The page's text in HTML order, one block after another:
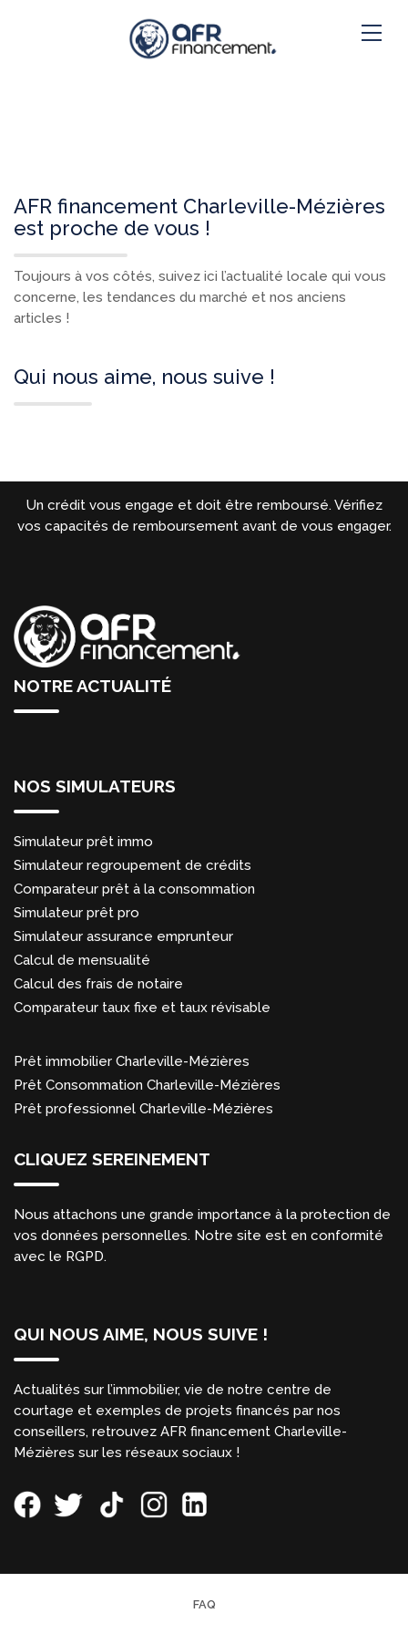
AFR financement Charleville-Mézières
est proche de vous !
Toujours à vos côtés, suivez ici l’actualité locale qui vous
concerne, les tendances du marché et nos anciens
articles !
Qui nous aime, nous suive !
Un crédit vous engage et doit être remboursé. Vérifiez
vos capacités de remboursement avant de vous engager.
NOTRE ACTUALITÉ
NOS SIMULATEURS
Simulateur prêt immo
Simulateur regroupement de crédits
Comparateur prêt à la consommation
Simulateur prêt pro
Simulateur assurance emprunteur
Calcul de mensualité
Calcul des frais de notaire
Comparateur taux fixe et taux révisable
Prêt immobilier Charleville-Mézières
Prêt Consommation Charleville-Mézières
Prêt professionnel Charleville-Mézières
CLIQUEZ SEREINEMENT
Nous attachons une grande importance à la protection de
vos données personnelles. Notre site est en conformité
avec le RGPD.
QUI NOUS AIME, NOUS SUIVE !
Actualités sur l’immobilier, vie de notre centre de
courtage et exemples de projets financés par nos
conseillers, retrouvez AFR financement Charleville-
Mézières sur les réseaux sociaux !
FAQ